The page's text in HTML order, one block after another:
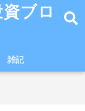
ブロ
雑記